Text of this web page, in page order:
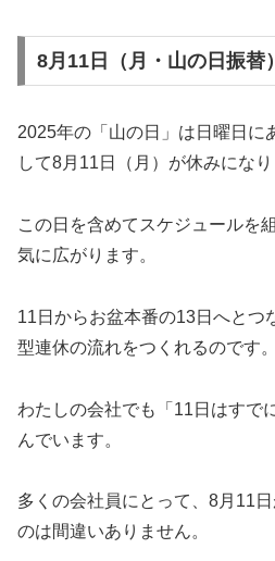
8月11日（月・山の日振替
2025年の「山の日」は日曜日に
して8月11日（月）が休みになり
この日を含めてスケジュールを
気に広がります。
11日からお盆本番の13日へとつ
型連休の流れをつくれるのです。
わたしの会社でも「11日はすで
んでいます。
多くの会社員にとって、8月11
のは間違いありません。